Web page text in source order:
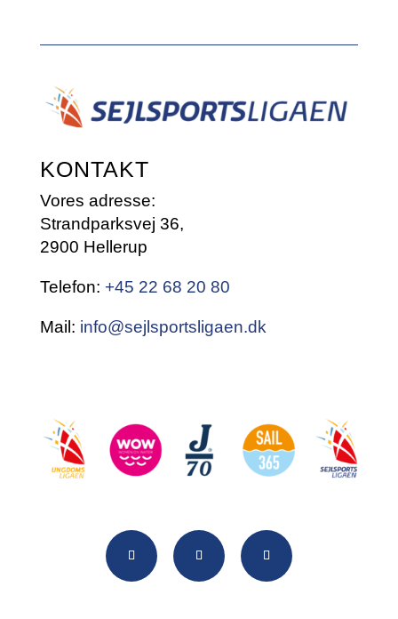
KONTAKT
Vores adresse:
Strandparksvej 36,
2900 Hellerup
Telefon: +45 22 68 20 80
Mail: info@sejlsportsligaen.dk